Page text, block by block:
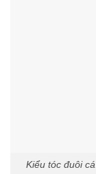
Kiểu tóc đuôi